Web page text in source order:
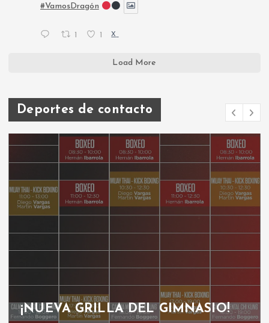
#VamosDragón
1 1 X
Load More
Deportes de contacto
¡NUEVA GRILLA DEL GIMNASIO!